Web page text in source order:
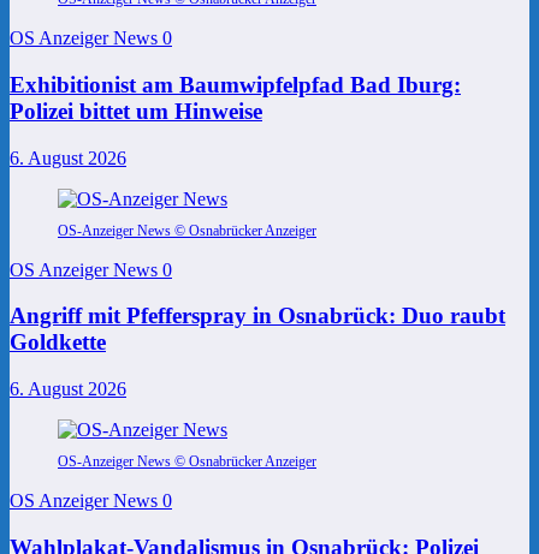
OS Anzeiger News 0
Exhibitionist am Baumwipfelpfad Bad Iburg:
Polizei bittet um Hinweise
6. August 2026
OS-Anzeiger News © Osnabrücker Anzeiger
OS Anzeiger News 0
Angriff mit Pfefferspray in Osnabrück: Duo raubt
Goldkette
6. August 2026
OS-Anzeiger News © Osnabrücker Anzeiger
OS Anzeiger News 0
Wahlplakat-Vandalismus in Osnabrück: Polizei